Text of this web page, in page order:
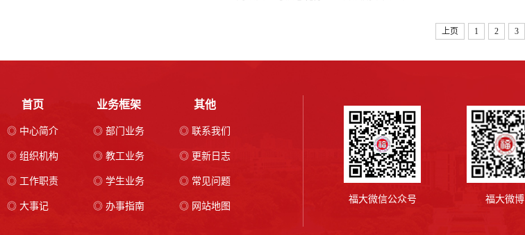
上页 1 2 3
首页
◎ 中心简介
◎ 组织机构
◎ 工作职责
◎ 大事记
业务框架
◎ 部门业务
◎ 教工业务
◎ 学生业务
◎ 办事指南
其他
◎ 联系我们
◎ 更新日志
◎ 常见问题
◎ 网站地图
福大微信公众号 福大微博